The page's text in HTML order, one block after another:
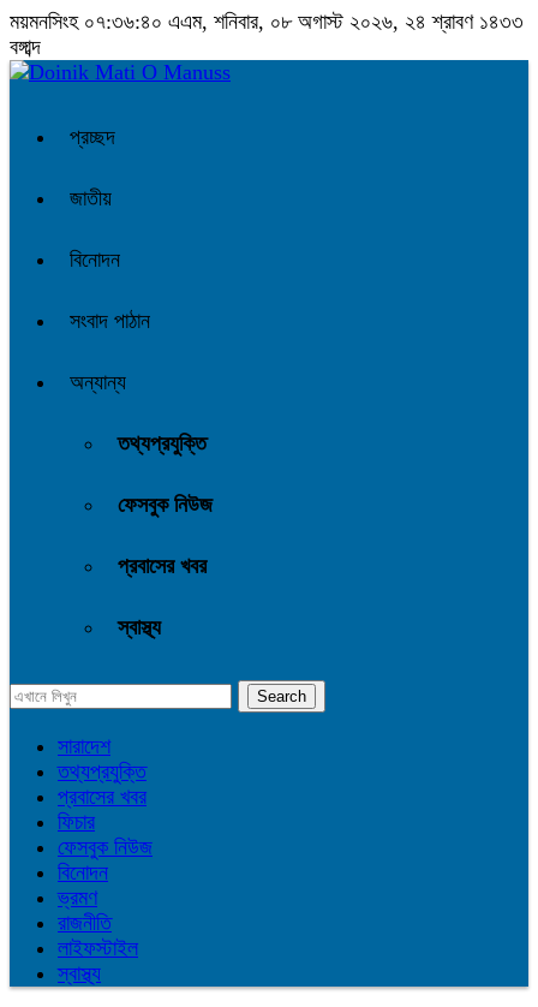
ময়মনসিংহ ০৭:৩৬:৪০ এএম, শনিবার, ০৮ অগাস্ট ২০২৬, ২৪ শ্রাবণ ১৪৩৩
বঙ্গাব্দ
প্রচ্ছদ
জাতীয়
বিনোদন
সংবাদ পাঠান
অন্যান্য
তথ্যপ্রযুক্তি
ফেসবুক নিউজ
প্রবাসের খবর
স্বাস্থ্য
সারাদেশ
তথ্যপ্রযুক্তি
প্রবাসের খবর
ফিচার
ফেসবুক নিউজ
বিনোদন
ভ্রমণ
রাজনীতি
লাইফস্টাইল
স্বাস্থ্য